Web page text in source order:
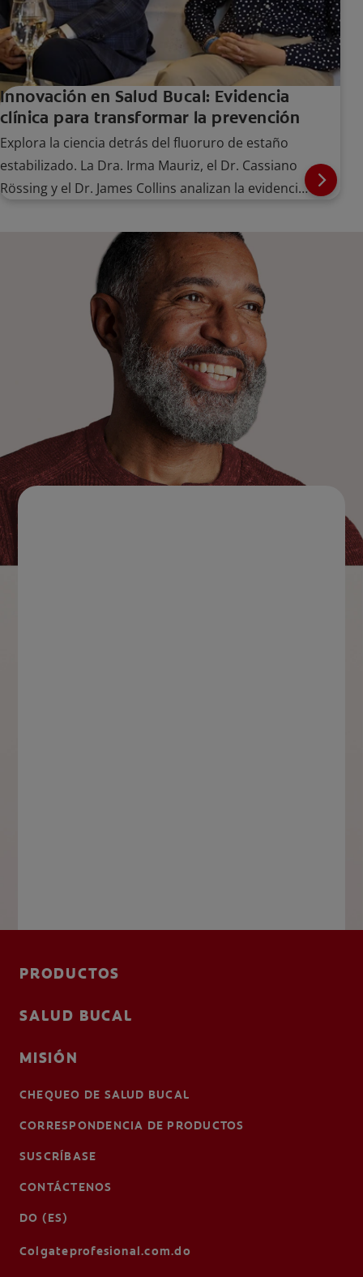
Innovación en Salud Bucal: Evidencia
clínica para transformar la prevención
Explora la ciencia detrás del fluoruro de estaño
estabilizado. La Dra. Irma Mauriz, el Dr. Cassiano
Rössing y el Dr. James Collins analizan la evidencia
PRODUCTOS
SALUD BUCAL
MISIÓN
CHEQUEO DE SALUD BUCAL
CORRESPONDENCIA DE PRODUCTOS
SUSCRÍBASE
CONTÁCTENOS
DO (ES)
Colgateprofesional.com.do